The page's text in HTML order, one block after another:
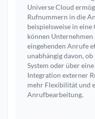
Universe Cloud
Rufnummern in die
beispielsweise in
können Unternehmen
eingehenden Anrufe
unabhängig davon,
System oder über
Integration externer
mehr Flexibilität und
Anrufbearbeitung.